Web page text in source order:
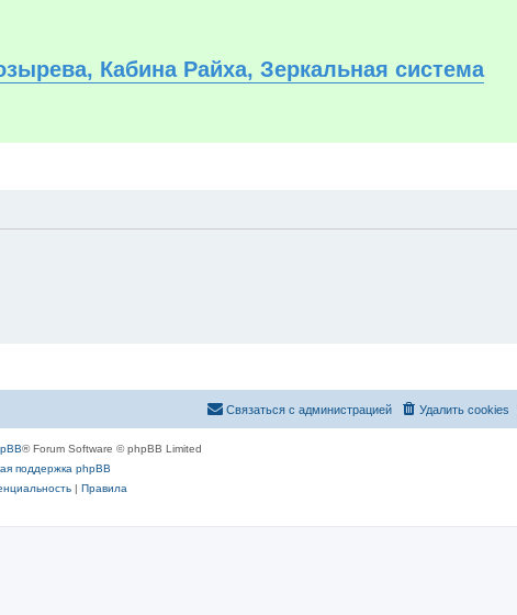
Кабина Райха, Зеркальная система
Удалить cookies
Связаться с администрацией
® Forum Software © phpBB Limited
поддержка phpBB
| Правила